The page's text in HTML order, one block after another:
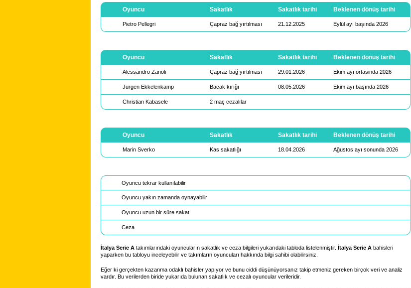
Oyuncu Sakatlık Sakatlık tarihi Beklenen dönüş tarihi
Pietro Pellegri Çapraz bağ yırtılması 21.12.2025 Eylül ayı başında 2026
Oyuncu Sakatlık Sakatlık tarihi Beklenen dönüş tarihi
Alessandro Zanoli Çapraz bağ yırtılması 29.01.2026 Ekim ayı ortasinda 2026
Jurgen Ekkelenkamp Bacak kırığı 08.05.2026 Ekim ayı başında 2026
Christian Kabasele 2 maç cezalılar
Oyuncu Sakatlık Sakatlık tarihi Beklenen dönüş tarihi
Marin Sverko Kas sakatlığı 18.04.2026 Ağustos ayı sonunda 2026
Oyuncu tekrar kullanılabilir
Oyuncu yakın zamanda oynayabilir
Oyuncu uzun bir süre sakat
Ceza
İtalya Serie A takımlarındaki oyuncuların sakatlık ve ceza bilgileri yukarıdaki tabloda listelenmiştir. İtalya Serie A bahisleri
yaparken bu tabloyu inceleyebilir ve takımların oyuncuları hakkında bilgi sahibi olabilirsiniz.
Eğer ki gerçekten kazanma odaklı bahisler yapıyor ve bunu ciddi düşünüyorsanız takip etmeniz gereken birçok veri ve analiz
vardır. Bu verilerden biride yukarıda bulunan sakatlık ve cezalı oyuncular verileridir.